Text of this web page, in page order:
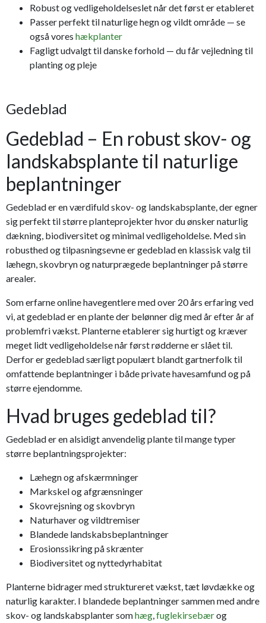
Robust og vedligeholdelseslet når det først er etableret
Passer perfekt til naturlige hegn og vildt område — se
også vores hækplanter
Fagligt udvalgt til danske forhold — du får vejledning til
planting og pleje
Gedeblad
Gedeblad – En robust skov- og
landskabsplante til naturlige
beplantninger
Gedeblad er en værdifuld skov- og landskabsplante, der egner
sig perfekt til større planteprojekter hvor du ønsker naturlig
dækning, biodiversitet og minimal vedligeholdelse. Med sin
robusthed og tilpasningsevne er gedeblad en klassisk valg til
læhegn, skovbryn og naturprægede beplantninger på større
arealer.
Som erfarne online havegentlere med over 20 års erfaring ved
vi, at gedeblad er en plante der belønner dig med år efter år af
problemfri vækst. Planterne etablerer sig hurtigt og kræver
meget lidt vedligeholdelse når først rødderne er slået til.
Derfor er gedeblad særligt populært blandt gartnerfolk til
omfattende beplantninger i både private havesamfund og på
større ejendomme.
Hvad bruges gedeblad til?
Gedeblad er en alsidigt anvendelig plante til mange typer
større beplantningsprojekter:
Læhegn og afskærmninger
Markskel og afgrænsninger
Skovrejsning og skovbryn
Naturhaver og vildtremiser
Blandede landskabsbeplantninger
Erosionssikring på skrænter
Biodiversitet og nyttedyrhabitat
Planterne bidrager med struktureret vækst, tæt løvdække og
naturlig karakter. I blandede beplantninger sammen med andre
skov- og landskabsplanter somhæg,fuglekirsebærog